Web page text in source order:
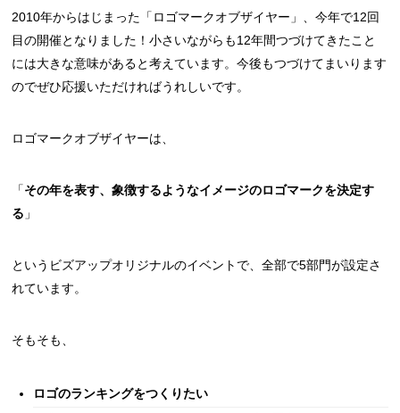
2010年からはじまった「ロゴマークオブザイヤー」、今年で12回
目の開催となりました！小さいながらも12年間つづけてきたこと
には大きな意味があると考えています。今後もつづけてまいります
のでぜひ応援いただければうれしいです。
ロゴマークオブザイヤーは、
「その年を表す、象徴するようなイメージのロゴマークを決定す
る 」
というビズアップオリジナルのイベントで、全部で5部門が設定さ
れています。
そもそも、
ロゴのランキングをつくりたい